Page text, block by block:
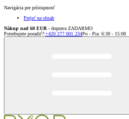
Navigácia pre prístupnosť
Prejsť na obsah
Nákup nad 60 EUR - doprava ZADARMO
Potrebujete poradiť?:+420 277 001 234Po - Pia: 6:30 - 15:00